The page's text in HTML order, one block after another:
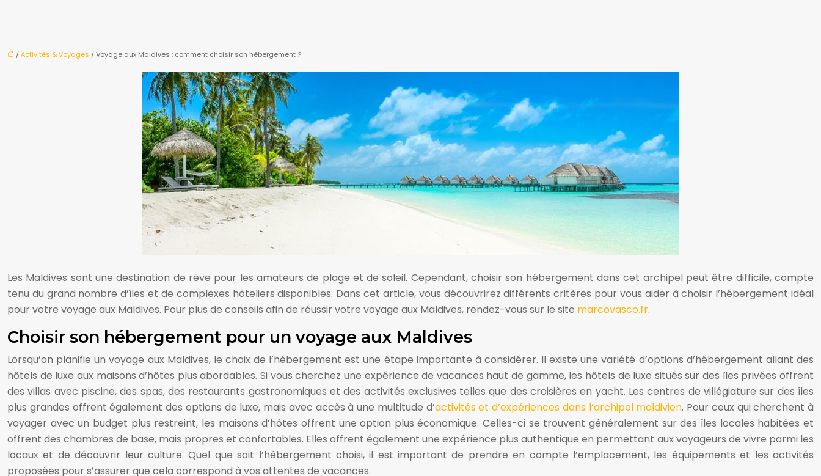
/Activités & Voyages / Voyage aux Maldives : comment choisir son hébergement ?
Les Maldives sont une destination de rêve pour les amateurs de plage et de soleil. Cependant, choisir son hébergement dans cet archipel peut être difficile, compte
tenu du grand nombre d’îles et de complexes hôteliers disponibles. Dans cet article, vous découvrirez différents critères pour vous aider à choisir l’hébergement idéal
pour votre voyage aux Maldives. Pour plus de conseils afin de réussir votre voyage aux Maldives, rendez-vous sur le site marcovasco.fr.
Choisir son hébergement pour un voyage aux Maldives
Lorsqu’on planifie un voyage aux Maldives, le choix de l’hébergement est une étape importante à considérer. Il existe une variété d’options d’hébergement allant des
hôtels de luxe aux maisons d’hôtes plus abordables. Si vous cherchez une expérience de vacances haut de gamme, les hôtels de luxe situés sur des îles privées offrent
des villas avec piscine, des spas, des restaurants gastronomiques et des activités exclusives telles que des croisières en yacht. Les centres de villégiature sur des îles
plus grandes offrent également des options de luxe, mais avec accès à une multitude d’activités et d’expériences dans l’archipel maldivien. Pour ceux qui cherchent à
voyager avec un budget plus restreint, les maisons d’hôtes offrent une option plus économique. Celles-ci se trouvent généralement sur des îles locales habitées et
offrent des chambres de base, mais propres et confortables. Elles offrent également une expérience plus authentique en permettant aux voyageurs de vivre parmi les
locaux et de découvrir leur culture. Quel que soit l’hébergement choisi, il est important de prendre en compte l’emplacement, les équipements et les activités
proposées pour s’assurer que cela correspond à vos attentes de vacances.